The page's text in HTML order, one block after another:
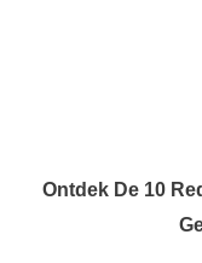
Ontdek De 10